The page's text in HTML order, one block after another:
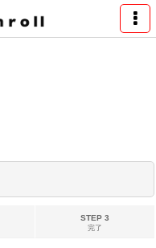
STEP 3
完了